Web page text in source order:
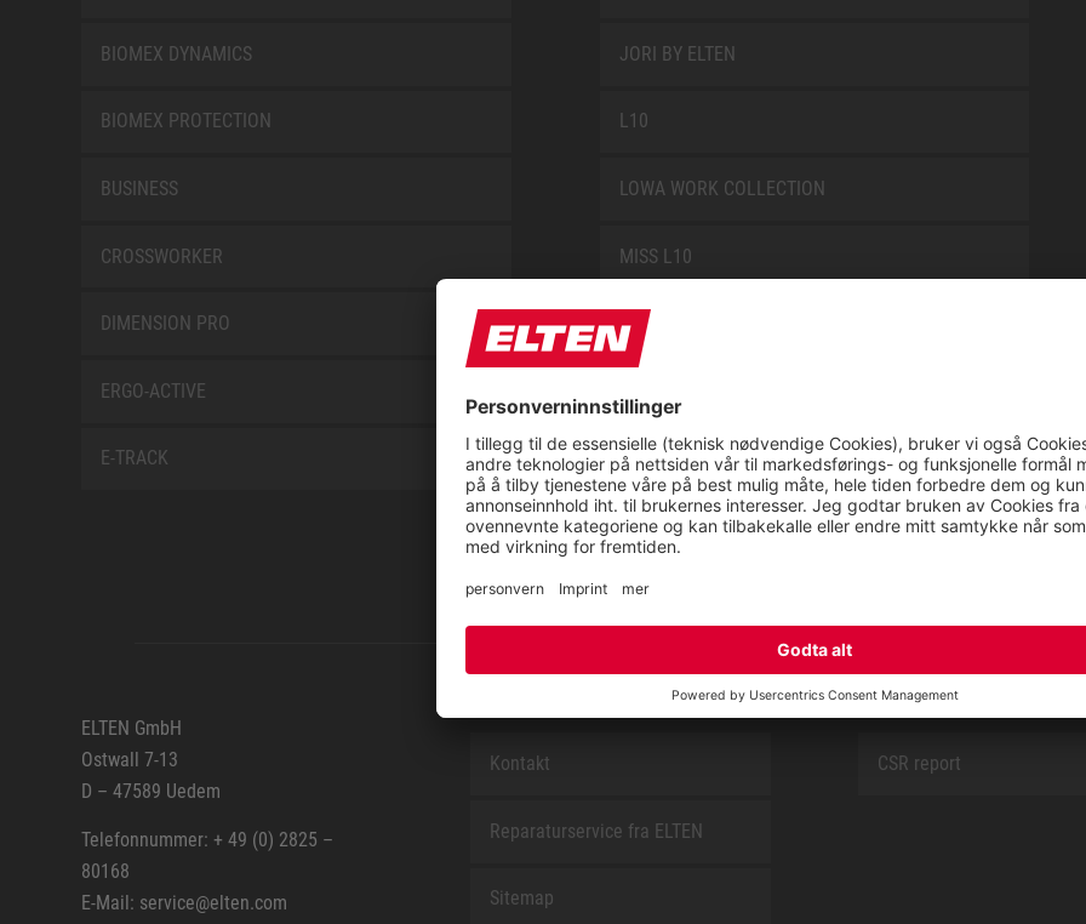
BIOMEX DYNAMICS
BIOMEX PROTECTION
BUSINESS
CROSSWORKER
DIMENSION PRO
ERGO-ACTIVE
E-TRACK
JORI BY ELTEN
L10
LOWA WORK COLLECTION
MISS L10
NEW CLASSICS
RETRO
SAFEGUARD
ELTEN GmbH
Ostwall 7-13
D – 47589 Uedem
Telefonnummer: + 49 (0) 2825 –
80168
E-Mail: service@elten.com
Kontakt
Reparaturservice fra ELTEN
Sitemap
OM OSS
CSR report